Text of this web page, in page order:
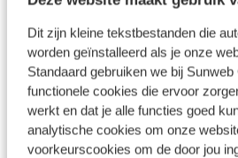
Dit zijn kleine tekstbestanden die
worden geïnstalleerd als je onze
Standaard gebruiken we bij
functionele cookies die ervoor
werkt en dat je alle functies goed
analytische cookies om onze
voorkeurscookies om de door jou